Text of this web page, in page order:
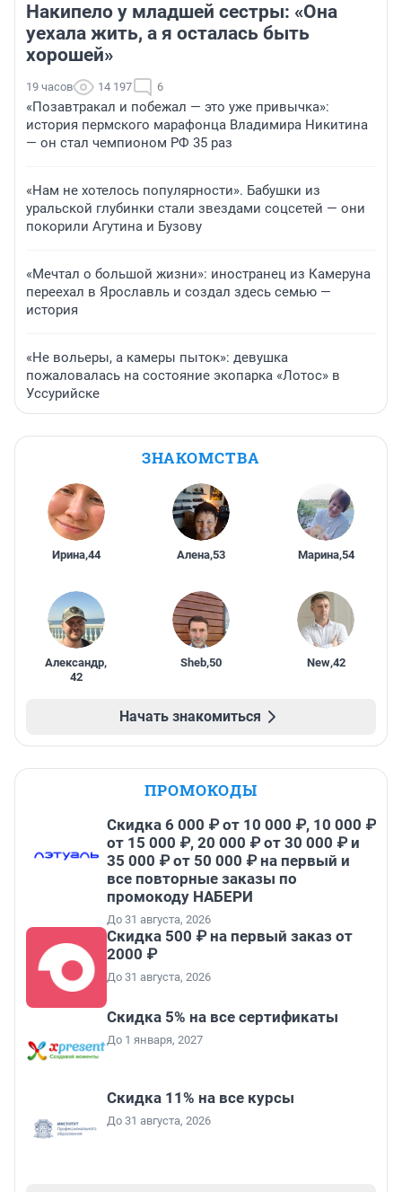
Накипело у младшей сестры: «Она
уехала жить, а я осталась быть
хорошей»
19 часов 14 197 6
«Позавтракал и побежал — это уже привычка»:
история пермского марафонца Владимира Никитина
— он стал чемпионом РФ 35 раз
«Нам не хотелось популярности». Бабушки из
уральской глубинки стали звездами соцсетей — они
покорили Агутина и Бузову
«Мечтал о большой жизни»: иностранец из Камеруна
переехал в Ярославль и создал здесь семью —
история
«Не вольеры, а камеры пыток»: девушка
пожаловалась на состояние экопарка «Лотос» в
Уссурийске
ЗНАКОМСТВА
Ирина,44 Алена,53 Марина,54
Александр,
42
Sheb,50 New,42
Начать знакомиться
ПРОМОКОДЫ
Скидка 6 000 ₽ от 10 000 ₽, 10 000 ₽
от 15 000 ₽, 20 000 ₽ от 30 000 ₽ и
35 000 ₽ от 50 000 ₽ на первый и
все повторные заказы по
промокоду НАБЕРИ
До 31 августа, 2026
Скидка 500 ₽ на первый заказ от
2000 ₽
До 31 августа, 2026
Скидка 5% на все сертификаты
До 1 января, 2027
Скидка 11% на все курсы
До 31 августа, 2026